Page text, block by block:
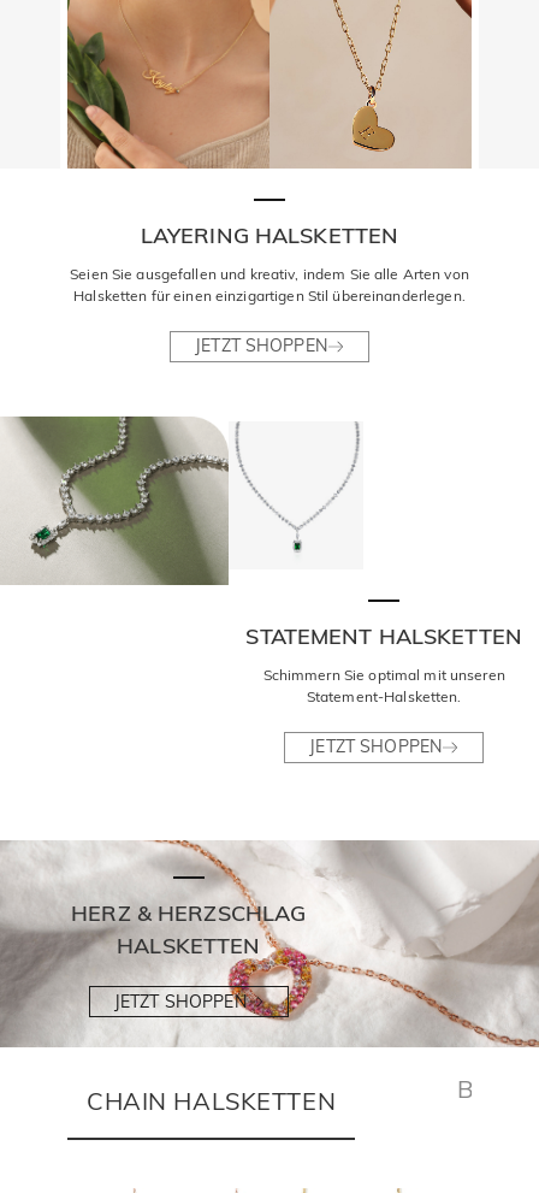
LAYERING HALSKETTEN
Seien Sie ausgefallen und kreativ, indem Sie alle Arten von
Halsketten für einen einzigartigen Stil übereinanderlegen.
JETZT SHOPPEN
STATEMENT HALSKETTEN
Schimmern Sie optimal mit unseren
Statement-Halsketten.
JETZT SHOPPEN
HERZ & HERZSCHLAG
HALSKETTEN
JETZT SHOPPEN
CHAIN HALSKETTEN